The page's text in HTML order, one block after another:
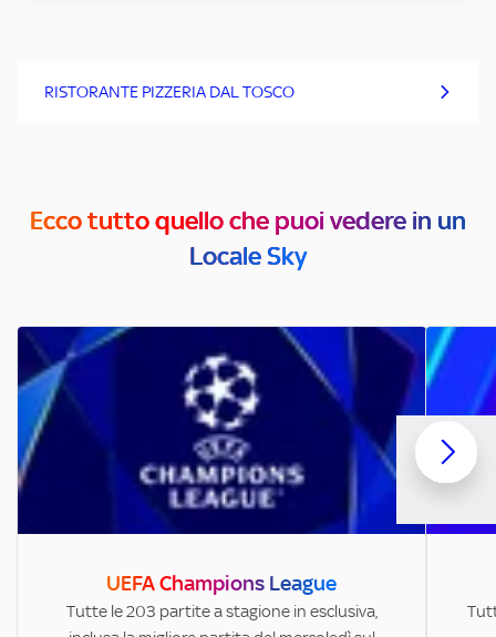
RISTORANTE PIZZERIA DAL TOSCO
Ecco tutto quello che puoi vedere in un
Locale Sky
UEFA Champions League
Tutte le 203 partite a stagione in esclusiva,